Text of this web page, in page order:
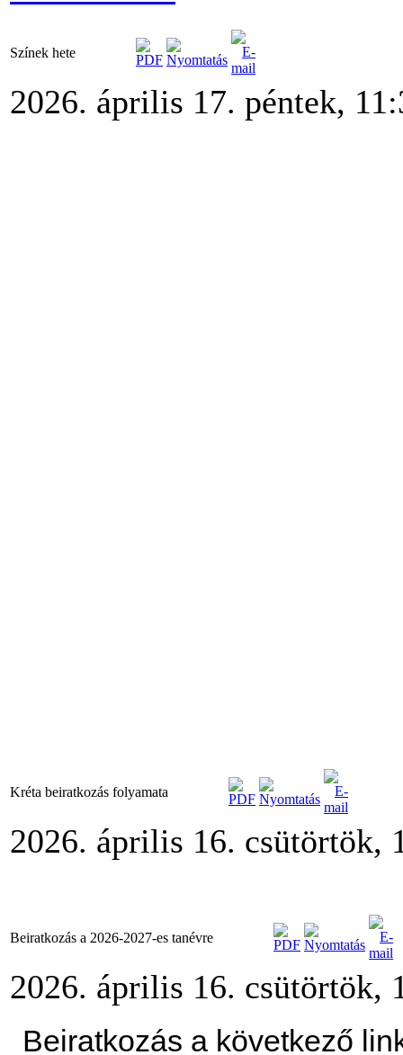
Színek hete
2026. április 17. péntek,
Kréta beiratkozás folyamata
2026. április 16. csütörtök,
Beiratkozás a 2026-2027-es tanévre
2026. április 16. csütörtök,
Beiratkozás a következő